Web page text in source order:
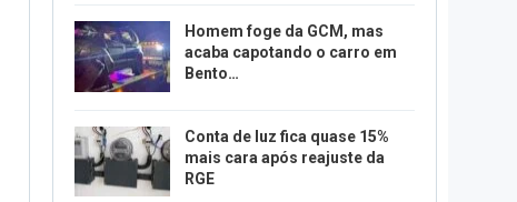
Homem foge da GCM, mas
acaba capotando o carro em
Bento…
Conta de luz fica quase 15%
mais cara após reajuste da
RGE